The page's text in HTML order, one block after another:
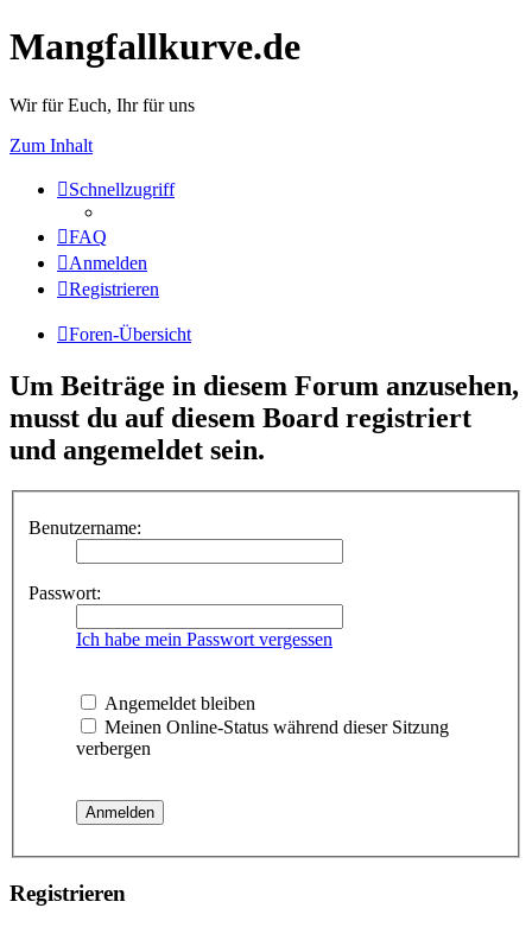
Mangfallkurve.de
Wir für Euch, Ihr für uns
Zum Inhalt
Schnellzugriff
FAQ
Anmelden
Registrieren
Foren-Übersicht
Um Beiträge in diesem Forum anzusehen,
musst du auf diesem Board registriert
und angemeldet sein.
Benutzername:
Passwort:
Ich habe mein Passwort vergessen
Angemeldet bleiben
Meinen Online-Status während dieser Sitzung
verbergen
Registrieren